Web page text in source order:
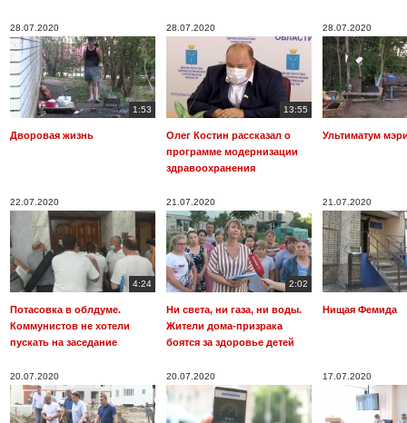
28.07.2020
1:53
Дворовая жизнь
28.07.2020
13:55
Олег Костин рассказал о
программе модернизации
здравоохранения
28.07.2020
Ультиматум
22.07.2020
4:24
Потасовка в облдуме.
Коммунистов не хотели
пускать на заседание
21.07.2020
2:02
Ни света, ни газа, ни воды.
Жители дома-призрака
боятся за здоровье детей
21.07.2020
Нищая Фемида
20.07.2020 20.07.2020 17.07.2020